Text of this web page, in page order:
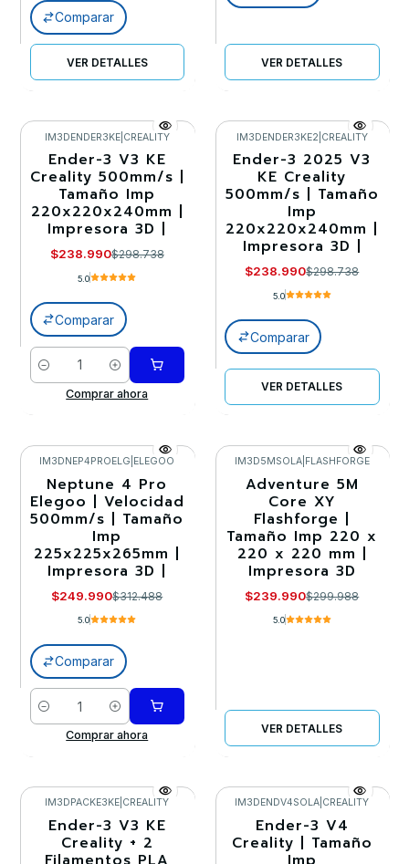
Comparar
VER DETALLES VER DETALLES
-20%
IM3DENDER3KE| CREALITY
Ender-3 V3 KE
Creality 500mm/s |
Tamaño Imp
220x220x240mm |
Impresora 3D |
$238.990$298.738
5.0
Comparar
Cantidad
Comprar ahora
-20%
Agotado
IM3DENDER3KE2 CREALITY
Ender-3 2025 V3
KE Creality
500mm/s | Tamaño
Imp
220x220x240mm |
Impresora 3D |
$238.990$298.738
5.0
Comparar
VER DETALLES
-20%
IM3DNEP4PROELG ELEGOO
Neptune 4 Pro
Elegoo | Velocidad
500mm/s | Tamaño
Imp
225x225x265mm |
Impresora 3D |
$249.990$312.488
5.0
Comparar
Cantidad
Comprar ahora
-20%
Llega el 27/08/2026
IM3D5MSOLA| FLASHFORGE
Adventure 5M
Core XY
Flashforge |
Tamaño Imp 220 x
220 x 220 mm |
Impresora 3D
$239.990$299.988
5.0
VER DETALLES
-20%
IM3DPACKE3KE CREALITY
Ender-3 V3 KE
Creality + 2
-20%
Llega el 30/08/2026
IM3DENDV4SOLA CREALITY
Ender-3 V4
Creality | Tamaño